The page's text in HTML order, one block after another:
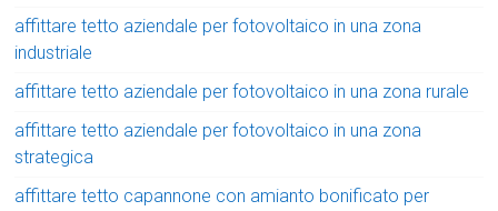
affittare tetto aziendale per fotovoltaico in una zona
industriale
affittare tetto aziendale per fotovoltaico in una zona rurale
affittare tetto aziendale per fotovoltaico in una zona
strategica
affittare tetto capannone con amianto bonificato per